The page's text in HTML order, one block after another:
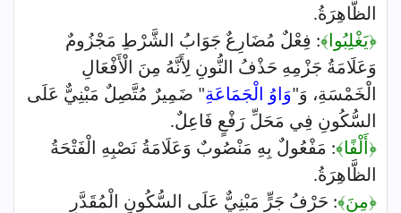
الظَّاهِرَةُ.
﴿يَغْلِبُوا﴾: فِعْلٌ مُضَارِعٌ جَوَابُ الشَّرْطِ مَجْزُومٌ
وَعَلَامَةُ جَزْمِهِ حَذْفُ النُّونِ لِأَنَّهُ مِنَ الْأَفْعَالِ
الْخَمْسَةِ، وَ"وَاوُ الْجَمَاعَةِ" ضَمِيرٌ مُتَّصِلٌ مَبْنِيٌّ عَلَى
السُّكُونِ فِي مَحَلِّ رَفْعٍ فَاعِلٌ.
﴿أَلْفًا﴾: مَفْعُولٌ بِهِ مَنْصُوبٌ وَعَلَامَةُ نَصْبِهِ الْفَتْحَةُ
الظَّاهِرَةُ.
﴿مِنَ﴾: حَرْفُ جَرٍّ مَبْنِيٌّ عَلَى السُّكُونِ الْمُقَدَّرِ